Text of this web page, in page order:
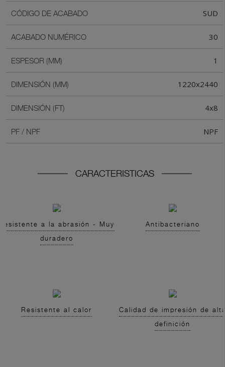
CÓDIGO DE ACABADO SUD
ACABADO NUMÉRICO 30
ESPESOR (MM) 1
DIMENSIÓN (MM) 1220x2440
DIMENSIÓN (FT) 4x8
PF / NPF NPF
CARACTERISTICAS
a la abrasión - Muy
duradero
Antibacteriano
Resistente al calor
Calidad de impresión de
definición